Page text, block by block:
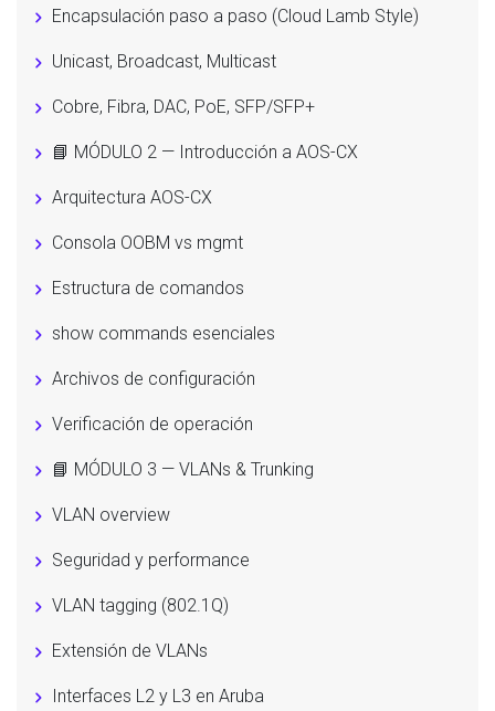
Encapsulación paso a paso (Cloud Lamb Style)
Unicast, Broadcast, Multicast
Cobre, Fibra, DAC, PoE, SFP/SFP+
📘 MÓDULO 2 — Introducción a AOS-CX
Arquitectura AOS-CX
Consola OOBM vs mgmt
Estructura de comandos
show commands esenciales
Archivos de configuración
Verificación de operación
📘 MÓDULO 3 — VLANs & Trunking
VLAN overview
Seguridad y performance
VLAN tagging (802.1Q)
Extensión de VLANs
Interfaces L2 y L3 en Aruba